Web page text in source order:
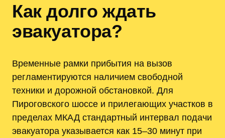
Как долго ждать
эвакуатора?
Временные рамки прибытия на вызов
регламентируются наличием свободной
техники и дорожной обстановкой. Для
Пироговского шоссе и прилегающих участков в
пределах МКАД стандартный интервал подачи
эвакуатора указывается как 15–30 минут при